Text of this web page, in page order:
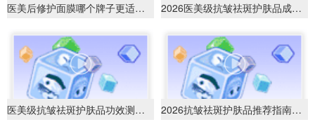
医美后修护面膜哪个牌子更适合？2026成分路线 2026医美级抗皱祛斑护肤品成分深度解析及效
医美级抗皱祛斑护肤品功效测评与成分深度解 2026抗皱祛斑护肤品推荐指南：医美级成分解析